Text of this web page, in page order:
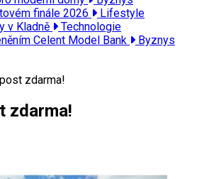
finále 2026
Lifestyle
v Kladně
Technologie
Celent Model Bank
Byznys
zdarma!
zdarma!